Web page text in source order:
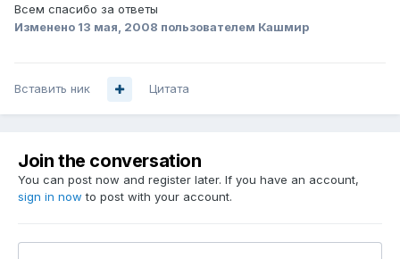
Всем спасибо за ответы
Изменено 13 мая, 2008 пользователем Кашмир
Вставить ник Цитата
Join the conversation
You can post now and register later. If you have an account,
sign in now to post with your account.